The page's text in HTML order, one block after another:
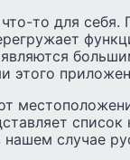
то для себя.
этого
список
случае